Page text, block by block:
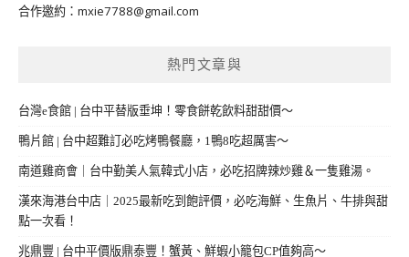
合作邀約： mxie7788@gmail.com
熱門文章與
台灣e食館 | 台中平替版垂坤！零食餅乾飲料甜甜價～
鴨片館 | 台中超難訂必吃烤鴨餐廳，1鴨8吃超厲害～
南道雞商會｜台中勤美人氣韓式小店，必吃招牌辣炒雞＆一隻雞湯。
漢來海港台中店｜2025最新吃到飽評價，必吃海鮮、生魚片、牛排與甜
點一次看！
兆鼎豐 | 台中平價版鼎泰豐！蟹黃、鮮蝦小籠包CP值夠高～